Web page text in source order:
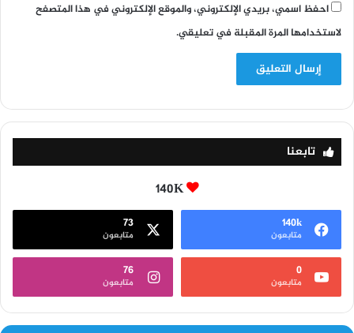
احفظ اسمي، بريدي الإلكتروني، والموقع الإلكتروني في هذا المتصفح
لاستخدامها المرة المقبلة في تعليقي.
تابعنا
140K
140k
متابعون
73
متابعون
0
متابعون
76
متابعون